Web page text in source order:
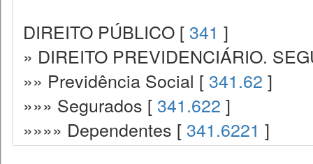
DIREITO PÚBLICO [ 341 ]
» DIREITO PREVIDENCIÁRIO.
»» Previdência Social [ 341.62 ]
»»» Segurados [ 341.622 ]
»»»» Dependentes [ 341.6221 ]